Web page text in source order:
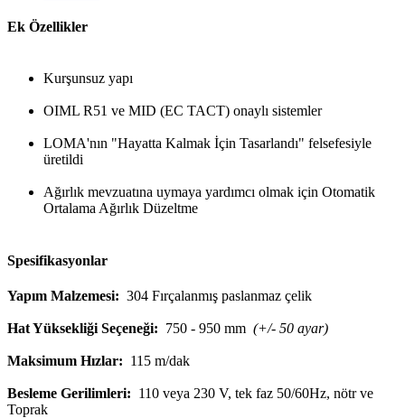
Ek Özellikler
Kurşunsuz yapı
OIML R51 ve MID (EC TACT) onaylı sistemler
LOMA'nın "Hayatta Kalmak İçin Tasarlandı" felsefesiyle
üretildi
Ağırlık mevzuatına uymaya yardımcı olmak için Otomatik
Ortalama Ağırlık Düzeltme
Spesifikasyonlar
Yapım Malzemesi: 304 Fırçalanmış paslanmaz çelik
Hat Yüksekliği Seçeneği: 750 - 950 mm (+/- 50 ayar)
Maksimum Hızlar: 115 m/dak
Besleme Gerilimleri: 110 veya 230 V, tek faz 50/60Hz, nötr ve
Toprak